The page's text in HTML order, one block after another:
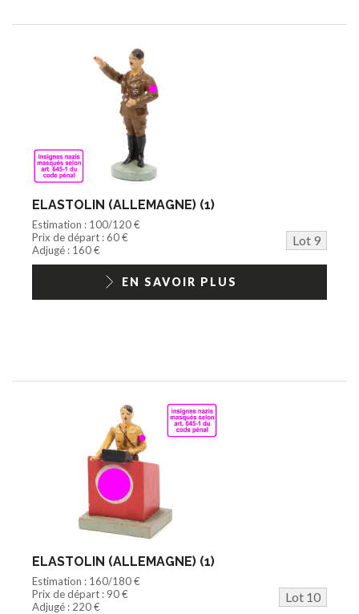
ELASTOLIN (ALLEMAGNE) (1)
Estimation : 100/120 €
Prix de départ : 60 €
Lot 9
Adjugé : 160 €
EN SAVOIR PLUS
ELASTOLIN (ALLEMAGNE) (1)
Estimation : 160/180 €
Prix de départ : 90 €
Lot 10
Adjugé : 220 €